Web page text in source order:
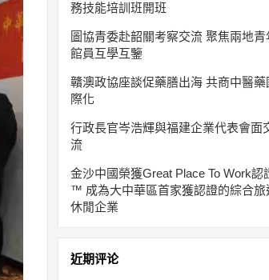
務技能培訓班開班
圖協青委赴韶關考察交流 聚焦兩地青
館員互學互鑒
贛澳政協座談促藥膳出海 共商中醫藥
際化
行政長官岑浩輝與福建企業代表會面
流
金沙中國榮獲Great Place To Work認
™ 成為大中華區首家獲認證的綜合旅
休閒企業
近期评论